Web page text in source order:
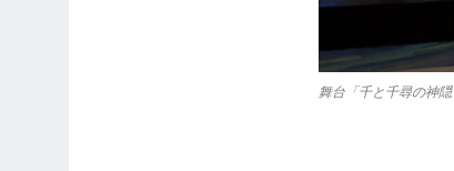
舞台「千と千尋の神